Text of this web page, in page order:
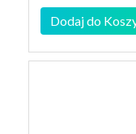
Dodaj do